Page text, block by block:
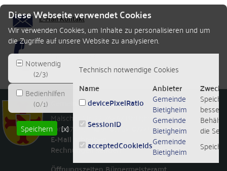
E-Mail Kontakt
Telefon 07245 / 808-0
Gemeinde Bietigheim
Malscher Str. 22
Bietigheim
Fon: 07245 - 808 - 0,Fax: 07245 - 808 - 90
E-Mail schreiben
Rechnungen senden
Diese Webseite verwendet Cookies
Wir verwenden Cookies, um Inhalte zu personalisieren und um
die Zugriffe auf unsere Website zu analysieren.
Notwendig
(2/3)
Bedienhilfen
(0/1)
Speichern
[x]
Technisch notwendige Cookies
Name Anbieter
Zweck
devicePixelRatio
Gemeinde
Bietigheim
SessionID
Gemeinde
Bietigheim
Behält
die
acceptedCookieIdsGemeinde
Bietigheim